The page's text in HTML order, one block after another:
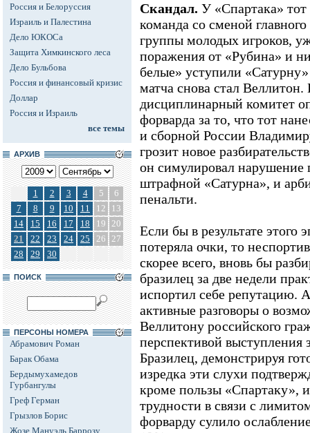
Россия и Белоруссия
Израиль и Палестина
Дело ЮКОСа
Защита Химкинского леса
Дело Бульбова
Россия и финансовый кризис
Доллар
Россия и Израиль
все темы
АРХИВ
1 2 3 4 5
6
7
8 9 10 11 12
13
14
15 16 17 18 19 20
21
22 23 24 25 26 27
28
29 30
ПОИСК
ПЕРСОНЫ НОМЕРА
Абрамович Роман
Барак Обама
Бердымухамедов
Гурбангулы
Греф Герман
Грызлов Борис
Жозе Мануэль Баррозу
Скандал. У «Спартака»
команда со сменой
группы молодых игроков,
поражения от «Рубина» и
белые» уступили
матча снова стал
дисциплинарный комитет
форварда за то, что тот
и сборной России
грозит новое
он симулировал нарушение
штрафной «Сатурна», и
пенальти.
Если бы в результате этого
потеряла очки, то
скорее всего, вновь бы
бразилец за две недели
испортил себе репутацию.
активные разговоры о
Веллитону российского
перспективой
Бразилец, демонстрируя
изредка эти слухи
кроме пользы
трудности в связи с
форварду сулило